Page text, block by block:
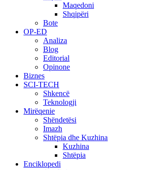
Maqedoni
Shqipëri
Bote
OP-ED
Analiza
Blog
Editorial
Opinone
Biznes
SCI-TECH
Shkencë
Teknologji
Mirëqenie
Shëndetësi
Imazh
Shtëpia dhe Kuzhina
Kuzhina
Shtëpia
Enciklopedi